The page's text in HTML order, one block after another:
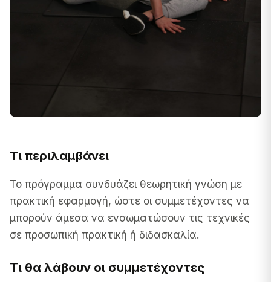
Τι περιλαμβάνει
Το πρόγραμμα συνδυάζει θεωρητική γνώση με
πρακτική εφαρμογή, ώστε οι συμμετέχοντες να
μπορούν άμεσα να ενσωματώσουν τις τεχνικές
σε προσωπική πρακτική ή διδασκαλία.
Τι θα λάβουν οι συμμετέχοντες